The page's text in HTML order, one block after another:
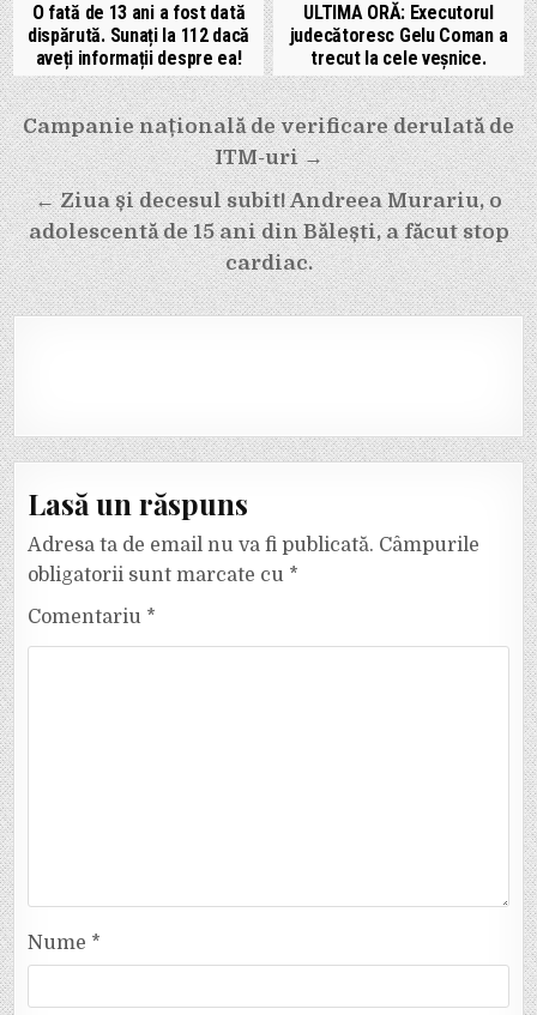
O fată de 13 ani a fost dată
dispărută. Sunați la 112 dacă
aveți informații despre ea!
ULTIMA ORĂ: Executorul
judecătoresc Gelu Coman a
trecut la cele veșnice.
Navigare
în
articole
Campanie națională de verificare derulată de
ITM-uri →
← Ziua și decesul subit! Andreea Murariu, o
adolescentă de 15 ani din Bălești, a făcut stop
cardiac.
Lasă un răspuns
Adresa ta de email nu va fi publicată. Câmpurile
obligatorii sunt marcate cu *
Comentariu *
Nume *